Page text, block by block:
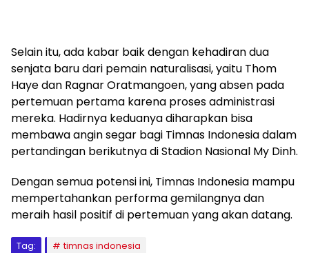
Selain itu, ada kabar baik dengan kehadiran dua
senjata baru dari pemain naturalisasi, yaitu Thom
Haye dan Ragnar Oratmangoen, yang absen pada
pertemuan pertama karena proses administrasi
mereka. Hadirnya keduanya diharapkan bisa
membawa angin segar bagi Timnas Indonesia dalam
pertandingan berikutnya di Stadion Nasional My Dinh.
Dengan semua potensi ini, Timnas Indonesia mampu
mempertahankan performa gemilangnya dan
meraih hasil positif di pertemuan yang akan datang.
Tag:
timnas indonesia